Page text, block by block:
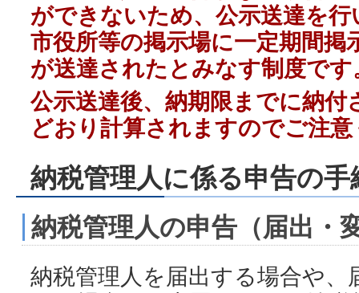
ができないため、公示送達を
市役所等の掲示場に一定期間
が送達されたとみなす制度です
公示送達後、納期限までに納
どおり計算されますのでご注
納税管理人に係る申告の
納税管理人の申告（届出・
納税管理人を届出する場合や、